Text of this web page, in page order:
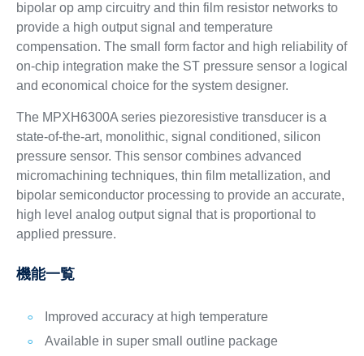
bipolar op amp circuitry and thin film resistor networks to
provide a high output signal and temperature
compensation. The small form factor and high reliability of
on-chip integration make the ST pressure sensor a logical
and economical choice for the system designer.
The MPXH6300A series piezoresistive transducer is a
state-of-the-art, monolithic, signal conditioned, silicon
pressure sensor. This sensor combines advanced
micromachining techniques, thin film metallization, and
bipolar semiconductor processing to provide an accurate,
high level analog output signal that is proportional to
applied pressure.
機能一覧
Improved accuracy at high temperature
Available in super small outline package